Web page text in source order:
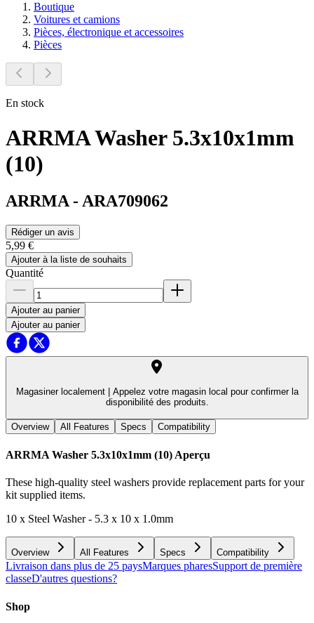
Boutique
Voitures et camions
Pièces, électronique et accessoires
Pièces
En stock
ARRMA Washer 5.3x10x1mm
(10)
ARRMA - ARA709062
Rédiger un avis
5,99 €
Ajouter à la liste de souhaits
Quantité
Ajouter au panier
Ajouter au panier
Magasiner localement |
Appelez votre magasin local pour confirmer la
disponibilité des produits.
Overview All Features Specs Compatibility
ARRMA Washer 5.3x10x1mm (10) Aperçu
These high-quality steel washers provide replacement parts for your
kit supplied items.
10 x Steel Washer - 5.3 x 10 x 1.0mm
Overview All Features Specs Compatibility
Livraison dans plus de 25 paysMarques pharesSupport de première
classeD'autres questions?
Shop